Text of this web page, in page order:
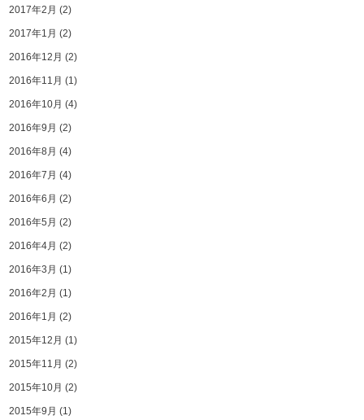
2017年2月 (2)
2017年1月 (2)
2016年12月 (2)
2016年11月 (1)
2016年10月 (4)
2016年9月 (2)
2016年8月 (4)
2016年7月 (4)
2016年6月 (2)
2016年5月 (2)
2016年4月 (2)
2016年3月 (1)
2016年2月 (1)
2016年1月 (2)
2015年12月 (1)
2015年11月 (2)
2015年10月 (2)
2015年9月 (1)